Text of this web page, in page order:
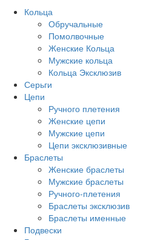
Кольца
Обручальные
Помолвочные
Женские Кольца
Мужские кольца
Кольца Эксклюзив
Серьги
Цепи
Ручного плетения
Женские цепи
Мужские цепи
Цепи эксклюзивные
Браслеты
Женские браслеты
Мужские браслеты
Ручного-плетения
Браслеты эксклюзив
Браслеты именные
Подвески